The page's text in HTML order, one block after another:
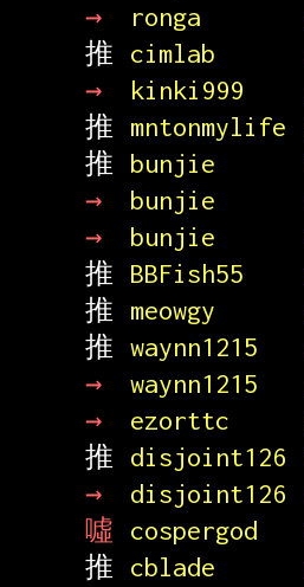
→
ronga
推
cimlab
→
kinki999
推
mntonmylife
推
bunjie
→
bunjie
→
bunjie
推
BBFish55
推
meowgy
推 waynn1215
→
waynn1215
→
ezorttc
推
disjoint126
→
disjoint126
噓
cospergod
推
cblade